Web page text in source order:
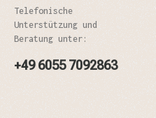
Telefonische
Unterstützung und
Beratung unter:
+49 6055 7092863